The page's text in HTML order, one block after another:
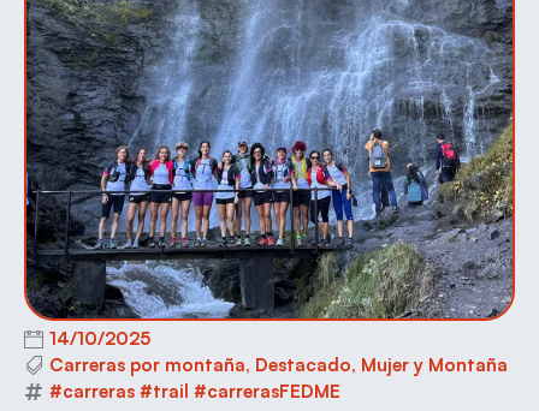
14/10/2025
Carreras por montaña, Destacado, Mujer y Montaña
#carreras #trail #carrerasFEDME